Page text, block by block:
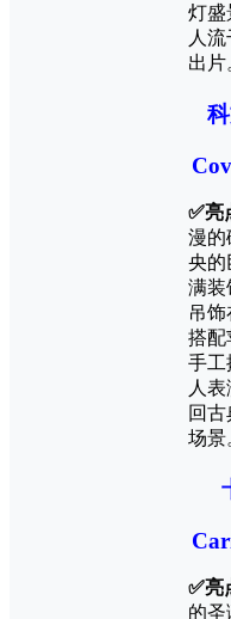
灯盛
人
出片
✅亮
漫的
央的
满装
吊饰
搭配
手工
人
回
场景
✅亮
的圣